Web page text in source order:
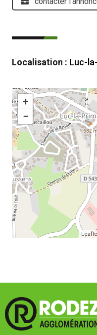
Localisation : Luc-
+
−